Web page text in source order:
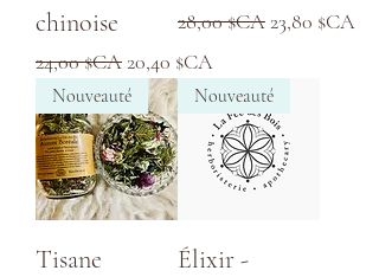
chinoise
Prix original
24,00 $CA Prix promotionnel
20,40 $CA
Prix original
28,00 $CA Prix
23,80 $CA
Nouveauté
Tisane
Nouveauté
Élixir -